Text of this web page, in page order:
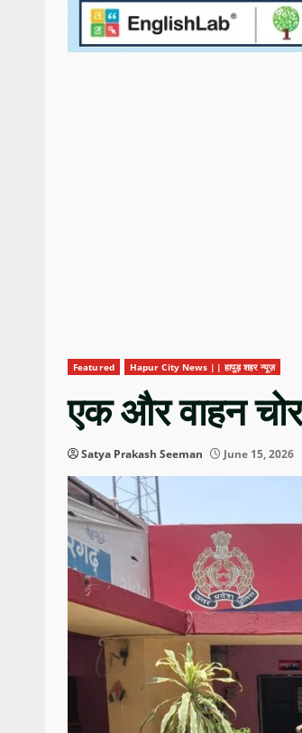
Featured Hapur City News || हापुड़ शहर न्यूज़
एक और वाहन
Satya Prakash Seeman June 15, 2026